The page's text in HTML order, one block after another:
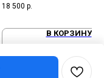
18 500 р.
В КОРЗИНУ